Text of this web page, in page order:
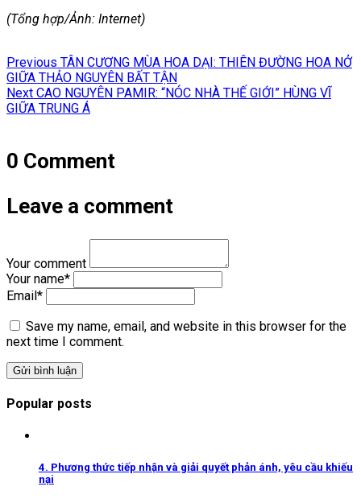
(Tổng hợp/Ảnh: Internet)
Điều
hướng
bài
Previous Previous
post:
TÂN CƯƠNG MÙA HOA DẠI: THIÊN ĐƯỜNG HOA NỞ
GIỮA THẢO NGUYÊN BẤT TẬN
Next Next
post:
CAO NGUYÊN PAMIR: “NÓC NHÀ THẾ GIỚI” HÙNG VĨ
GIỮA TRUNG Á
0 Comment
Leave a comment
Your comment
Your name*
Email*
Save my name, email, and website in this browser for the
next time I comment.
Popular posts
4. Phương thức tiếp nhận và giải quyết phản ánh, yêu cầu khiếu
nại